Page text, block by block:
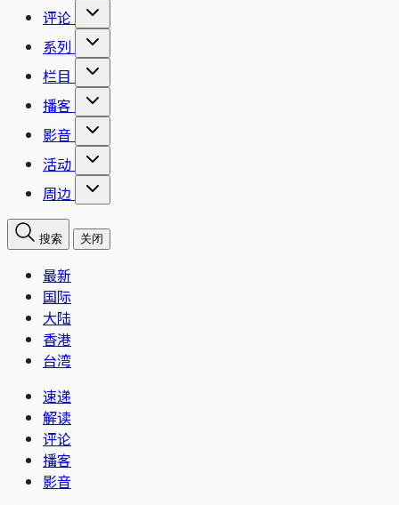
评论
系列
栏目
播客
影音
活动
周边
搜索 关闭
最新
国际
大陆
香港
台湾
速递
解读
评论
播客
影音